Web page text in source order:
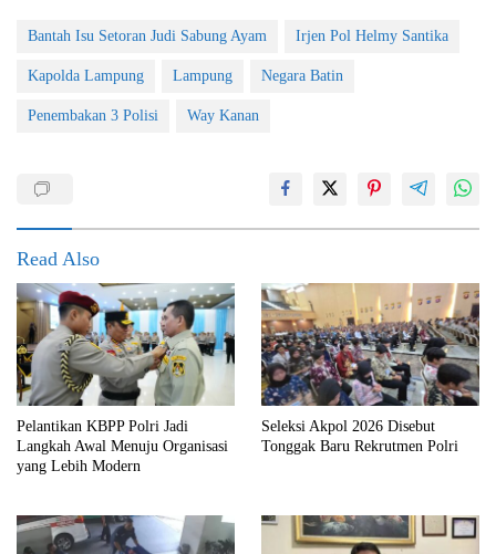
Bantah Isu Setoran Judi Sabung Ayam Irjen Pol Helmy Santika
Kapolda Lampung Lampung Negara Batin
Penembakan 3 Polisi Way Kanan
Read Also
Pelantikan KBPP Polri Jadi
Langkah Awal Menuju Organisasi
yang Lebih Modern
Seleksi Akpol 2026 Disebut
Tonggak Baru Rekrutmen Polri